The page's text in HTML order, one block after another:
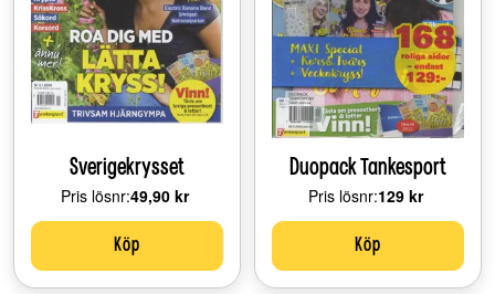
Sverigekrysset
Pris lösnr:Price:
49,90 kr
Köp
Duopack Tankesport
Pris lösnr:Price:
129 kr
Köp